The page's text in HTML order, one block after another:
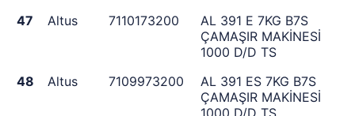
47
Altus 7110173200
AL 391 E 7KG B7S
ÇAMAŞIR MAKİNESİ
1000 D/D TS
48
Altus 7109973200
AL 391 ES 7KG B7S
ÇAMAŞIR MAKİNESİ
1000 D/D TS